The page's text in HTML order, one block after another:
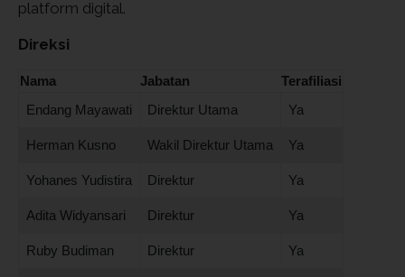
platform digital.
Direksi
Nama Jabatan
Terafiliasi
Endang Mayawati
Direktur Utama Ya
Herman Kusno Wakil Direktur Utama Ya
Yohanes Yudistira Direktur Ya
Adita Widyansari Direktur Ya
Ruby Budiman Direktur Ya